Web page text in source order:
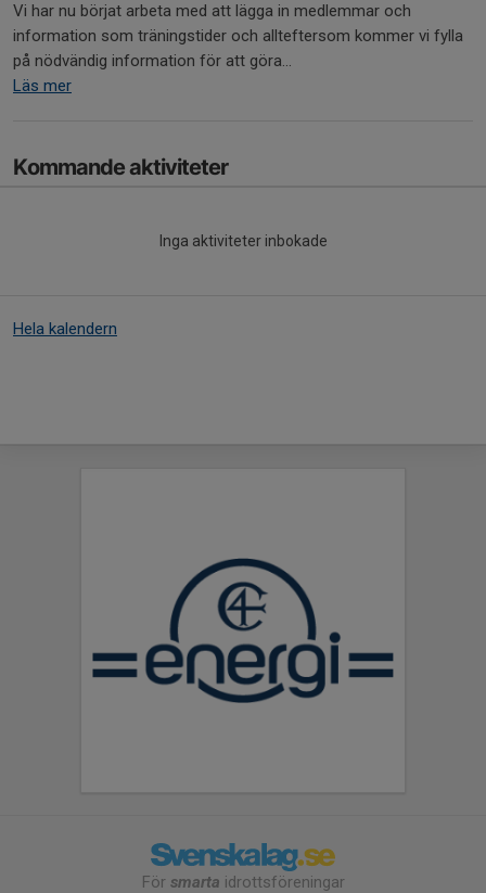
Vi har nu börjat arbeta med att lägga in medlemmar och
information som träningstider och allteftersom kommer vi fylla
på nödvändig information för att göra...
Läs mer
Kommande aktiviteter
Inga aktiviteter inbokade
Hela kalendern
För smarta idrottsföreningar